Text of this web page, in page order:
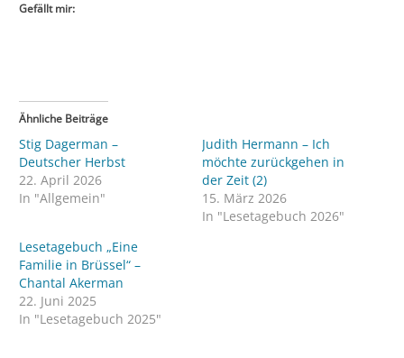
Gefällt mir:
Ähnliche Beiträge
Stig Dagerman –
Deutscher Herbst
22. April 2026
In "Allgemein"
Judith Hermann – Ich
möchte zurückgehen in
der Zeit (2)
15. März 2026
In "Lesetagebuch 2026"
Lesetagebuch „Eine
Familie in Brüssel“ –
Chantal Akerman
22. Juni 2025
In "Lesetagebuch 2025"